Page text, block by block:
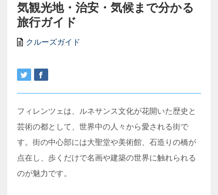
気観光地・治安・気候まで分かる
旅行ガイド
クルーズガイド
フィレンツェは、ルネサンス文化が花開いた歴史と
芸術の都として、世界中の人々から愛される街で
す。街の中心部には大聖堂や美術館、石造りの橋が
点在し、歩くだけで名画や建築の世界に触れられる
のが魅力です。